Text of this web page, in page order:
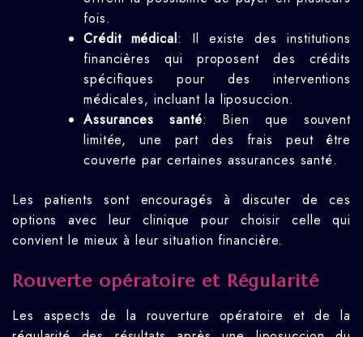
fois.
Crédit médical: Il existe des institutions
financières qui proposent des crédits
spécifiques pour des interventions
médicales, incluant la liposuccion.
Assurances santé: Bien que souvent
limitée, une part des frais peut être
couverte par certaines assurances santé.
Les patients sont encouragés à discuter de ces
options avec leur clinique pour choisir celle qui
convient le mieux à leur situation financière.
Rouverte opératoire et Régularité
Les aspects de la rouverture opératoire et de la